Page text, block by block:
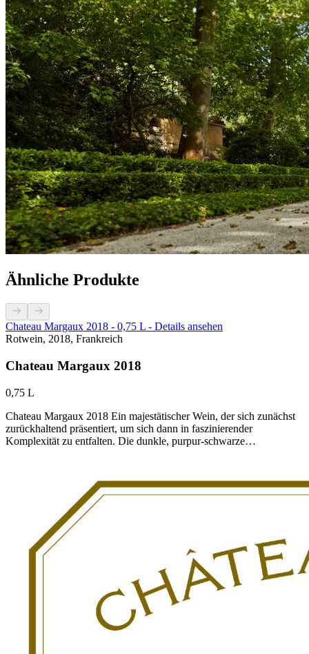
Ähnliche Produkte
Chateau Margaux 2018 - 0,75 L - Details ansehen
Rotwein, 2018, Frankreich
Chateau Margaux 2018
0,75 L
Chateau Margaux 2018 Ein majestätischer Wein, der sich zunächst
zurückhaltend präsentiert, um sich dann in faszinierender
Komplexität zu entfalten. Die dunkle, purpur-schwarze…